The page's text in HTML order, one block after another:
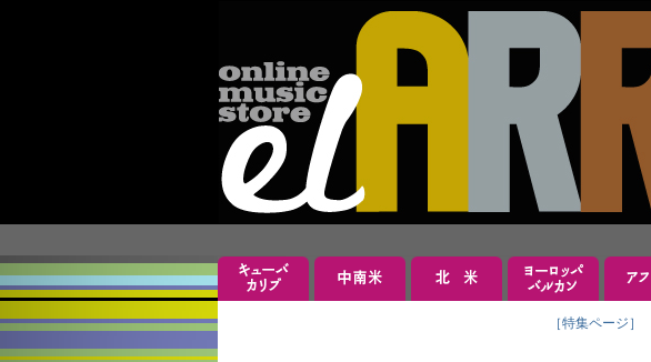
［特集ページ］